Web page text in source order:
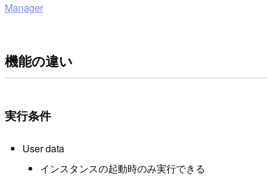
Manager
機能の違い
実行条件
User data
インスタンスの起動時のみ実行できる